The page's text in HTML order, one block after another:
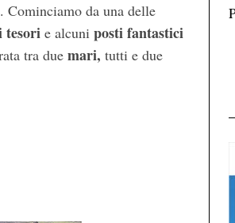
Cominciamo da una delle
tesori e alcuni posti fantastici
tra due mari, tutti e due